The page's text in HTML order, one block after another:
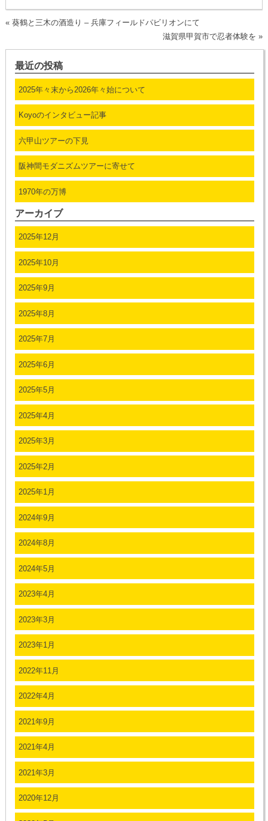
« 葵鶴と三木の酒造り – 兵庫フィールドパビリオンにて
滋賀県甲賀市で忍者体験を »
最近の投稿
2025年々末から2026年々始について
Koyoのインタビュー記事
六甲山ツアーの下見
阪神間モダニズムツアーに寄せて
1970年の万博
アーカイブ
2025年12月
2025年10月
2025年9月
2025年8月
2025年7月
2025年6月
2025年5月
2025年4月
2025年3月
2025年2月
2025年1月
2024年9月
2024年8月
2024年5月
2023年4月
2023年3月
2023年1月
2022年11月
2022年4月
2021年9月
2021年4月
2021年3月
2020年12月